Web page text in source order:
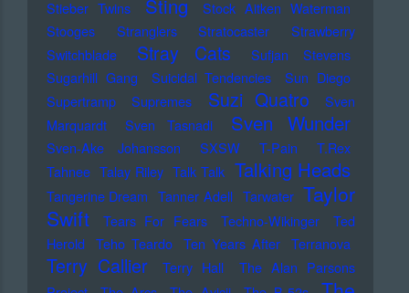
Stieber Twins Sting
Stock Aitken Waterman
Stooges
Stranglers Stratocaster
Strawberry
Switchblade
Stray Cats
Sufjan Stevens
Sugarhill Gang
Suicidal Tendencies
Sun Diego
Supertramp
Supremes Suzi Quatro
Sven
Marquardt
Sven Tasnadi Sven Wunder
Sven-Ake Johansson SXSW T-Pain
T.Rex
Tahnee Talay Riley Talk Talk Talking Heads
Tangerine Dream Tanner Adell Tarwater Taylor
Swift
Tears For Fears Techno-Wikinger
Ted
Herold
Teho Teardo Ten Years After Terranova
Terry Callier Terry Hall
The Alan Parsons